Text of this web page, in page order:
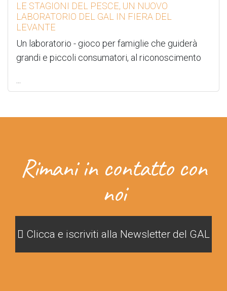
LE STAGIONI DEL PESCE, UN NUOVO
LABORATORIO DEL GAL IN FIERA DEL
LEVANTE
Un laboratorio - gioco per famiglie che guiderà
grandi e piccoli consumatori, al riconoscimento
...
Rimani in contatto con
noi
Clicca e iscriviti alla Newsletter del GAL